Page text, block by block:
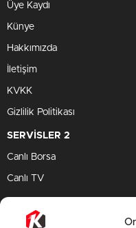
Üye Kaydı
Künye
Hakkımızda
İletişim
KVKK
Gizlilik Politikası
SERVİSLER 2
Canlı Borsa
Canlı TV